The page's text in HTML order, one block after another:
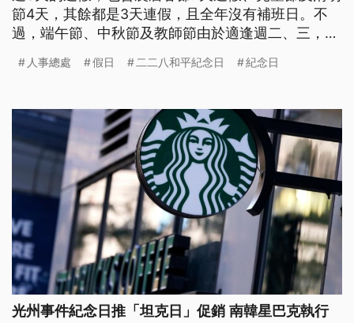
節4天，其餘都是3天連假，且全年沒有補班日。不
過，端午節、中秋節及教師節由於適逢週二、三，因
人事總處 假日 二二八和平紀念日 紀念日
光州事件紀念日推「坦克日」促銷 南韓星巴克執行